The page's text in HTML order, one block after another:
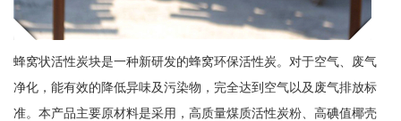
蜂窝状活性炭块是一种新研发的蜂窝环保活性炭。对于空气、废气
净化，能有效的降低异味及污染物，完全达到空气以及废气排放标
准。本产品主要原材料是采用，高质量煤质活性炭粉、高碘值椰壳